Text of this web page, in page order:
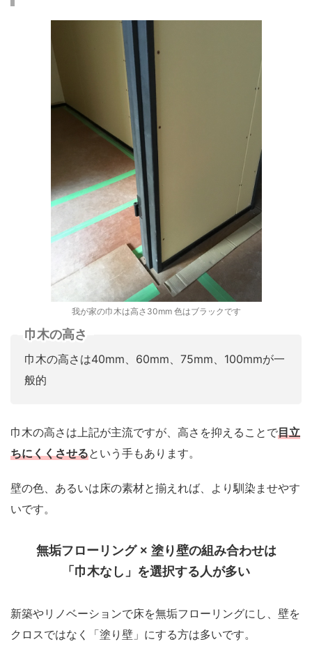
我が家の巾木は高さ30mm 色はブラックです
巾木の高さ
巾木の高さは40mm、60mm、75mm、100mmが一
般的
巾木の高さは上記が主流ですが、高さを抑えることで目立
ちにくくさせるという手もあります。
壁の色、あるいは床の素材と揃えれば、より馴染ませやす
いです。
無垢フローリング × 塗り壁の組み合わせは
「巾木なし」を選択する人が多い
新築やリノベーションで床を無垢フローリングにし、壁を
クロスではなく「塗り壁」にする方は多いです。